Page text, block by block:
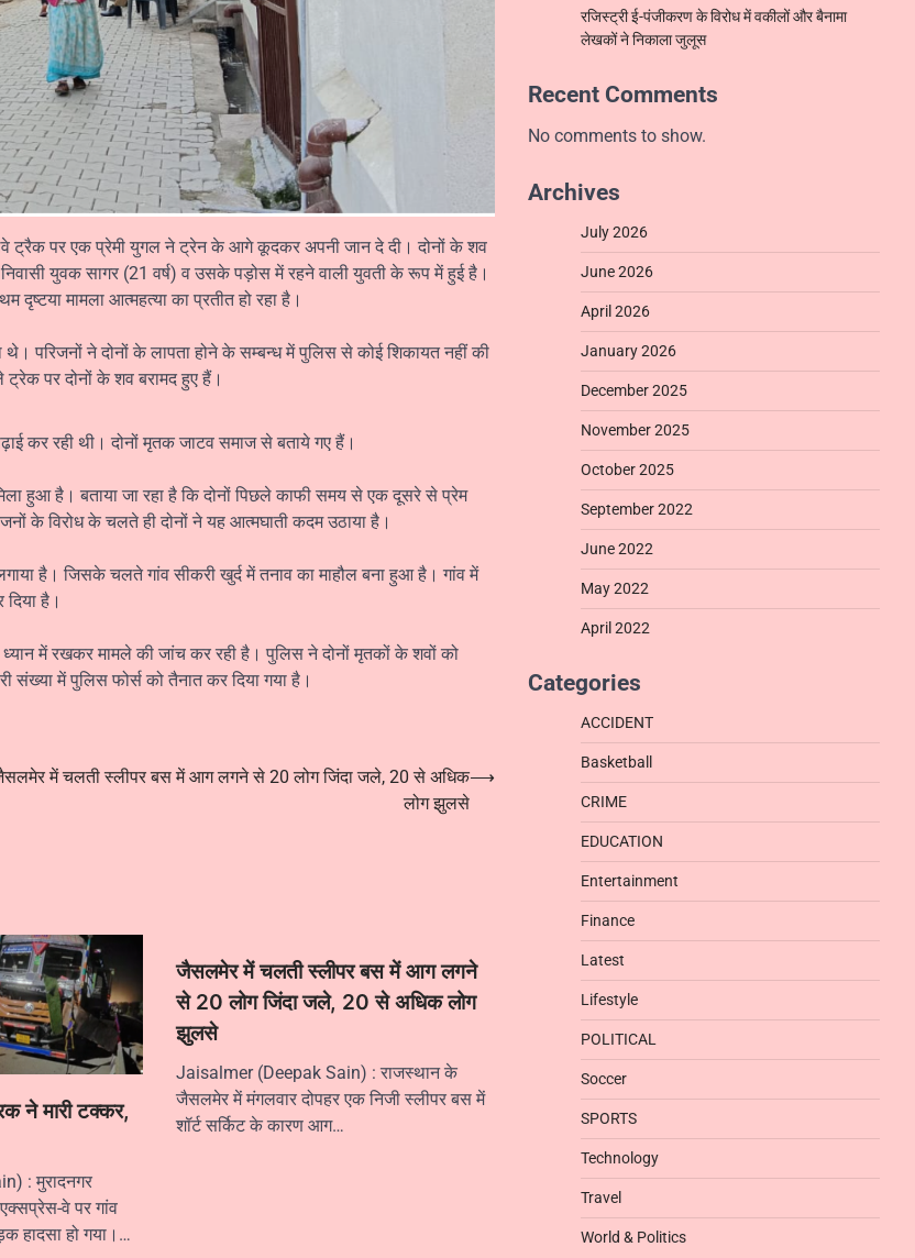
ट्रैक पर एक प्रेमी युगल ने ट्रेन के आगे कूदकर अपनी जान दे दी। दोनों के शव
युवक सागर (21 वर्ष) व उसके पड़ोस में रहने वाली युवती के रूप में हुई है।
मामला आत्महत्या का प्रतीत हो रहा है।
परिजनों ने दोनों के लापता होने के सम्बन्ध में पुलिस से कोई शिकायत नहीं की
पर दोनों के शव बरामद हुए हैं।
कर रही थी। दोनों मृतक जाटव समाज से बताये गए हैं।
हुआ है। बताया जा रहा है कि दोनों पिछले काफी समय से एक दूसरे से प्रेम
के विरोध के चलते ही दोनों ने यह आत्मघाती कदम उठाया है।
है। जिसके चलते गांव सीकरी खुर्द में तनाव का माहौल बना हुआ है। गांव में
है।
ध्यान में रखकर मामले की जांच कर रही है। पुलिस ने दोनों मृतकों के शवों को
संख्या में पुलिस फोर्स को तैनात कर दिया गया है।
में चलती स्लीपर बस में आग लगने से 20 लोग जिंदा जले, 20 से अधिक
लोग झुलसे
⟶
ने मारी टक्कर,
: मुरादनगर
वे पर गांव
हादसा हो गया।…
जैसलमेर में चलती स्लीपर बस में आग लगने
से 20 लोग जिंदा जले, 20 से अधिक लोग
झुलसे
Jaisalmer (Deepak Sain) : राजस्थान के
जैसलमेर में मंगलवार दोपहर एक निजी स्लीपर बस में
शॉर्ट सर्किट के कारण आग…
रजिस्ट्री ई-पंजीकरण के विरोध में वकीलों और बैनामा
लेखकों ने निकाला जुलूस
Recent Comments
No comments to show.
Archives
July 2026
June 2026
April 2026
January 2026
December 2025
November 2025
October 2025
September 2022
June 2022
May 2022
April 2022
Categories
ACCIDENT
Basketball
CRIME
EDUCATION
Entertainment
Finance
Latest
Lifestyle
POLITICAL
Soccer
SPORTS
Technology
Travel
World & Politics